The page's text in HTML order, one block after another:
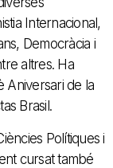
Internacional,
Democràcia i
altres. Ha
Aniversari de la
Brasil.
Polítiques i
cursat també